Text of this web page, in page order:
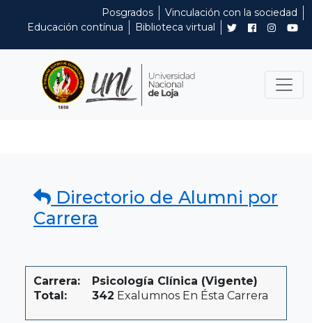
Posgrados
Vinculación con la sociedad
Educación contínua
Biblioteca virtual
Directorio de Alumni por
Carrera
Carrera:
Psicología Clínica (Vigente)
Total:
342 Exalumnos En Ésta Carrera